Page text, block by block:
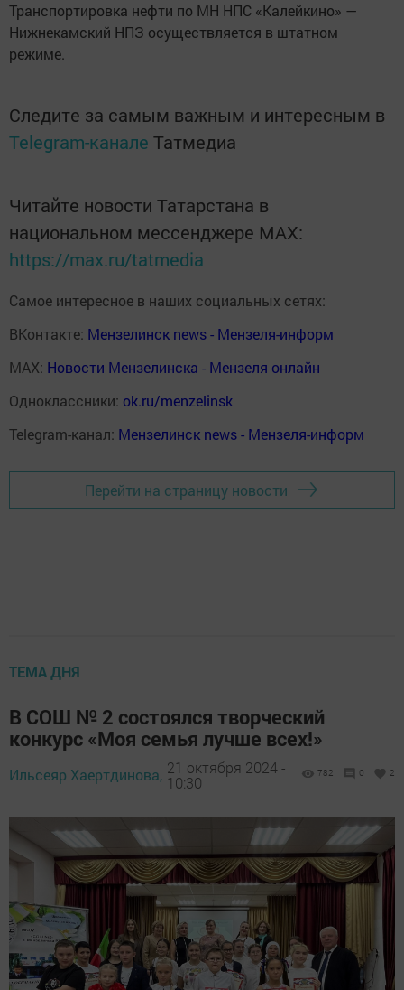
Транспортировка нефти по МН НПС «Калейкино» —
Нижнекамский НПЗ осуществляется в штатном
режиме.
Следите за самым важным и интересным в
Telegram-канале Татмедиа
Читайте новости Татарстана в
национальном мессенджере MАХ:
https://max.ru/tatmedia
Самое интересное в наших социальных сетях:
ВКонтакте: Мензелинск news - Мензеля-информ
MAX: Новости Мензелинска - Мензеля онлайн
Одноклассники: ok.ru/menzelinsk
Telegram-канал: Мензелинск news - Мензеля-информ
Перейти на страницу новости
ТЕМА ДНЯ
В СОШ № 2 состоялся творческий
конкурс «Моя семья лучше всех!»
Ильсеяр Хаертдинова, 21 октября 2024 -
10:30
782 0 2